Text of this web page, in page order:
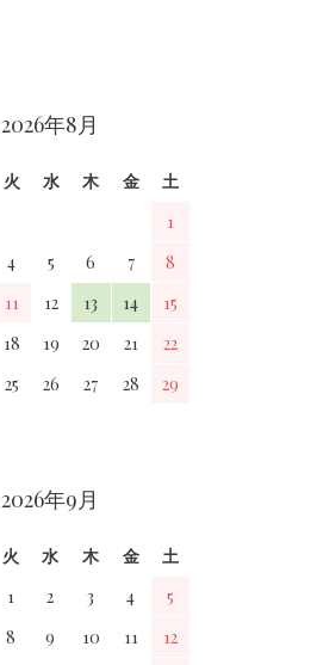
2026年8月
火 水 木 金
土
1
4 5 6 7
8
11 12 13 14
15
18 19 20 21
22
25 26 27 28
29
2026年9月
火 水 木 金
土
1
2 3 4
5
8 9 10 11
12